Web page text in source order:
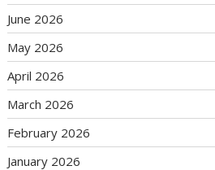
June 2026
May 2026
April 2026
March 2026
February 2026
January 2026